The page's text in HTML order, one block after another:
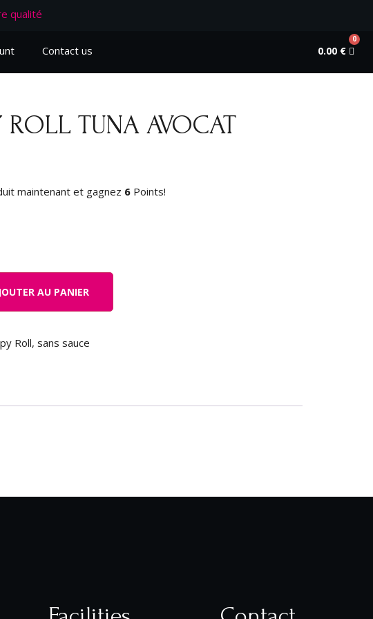
qualité
Contact us 0.00 €
0
ROLL TUNA AVOCAT
maintenant et gagnez 6Points!
AU PANIER
Roll, sans sauce